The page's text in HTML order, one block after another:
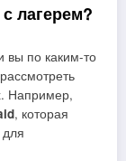
лагерем?
вы по каким-то
Например,
, которая